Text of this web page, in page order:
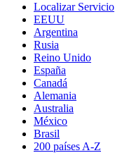
Localizar Servicio
EEUU
Argentina
Rusia
Reino Unido
España
Canadá
Alemania
Australia
México
Brasil
200 países A-Z